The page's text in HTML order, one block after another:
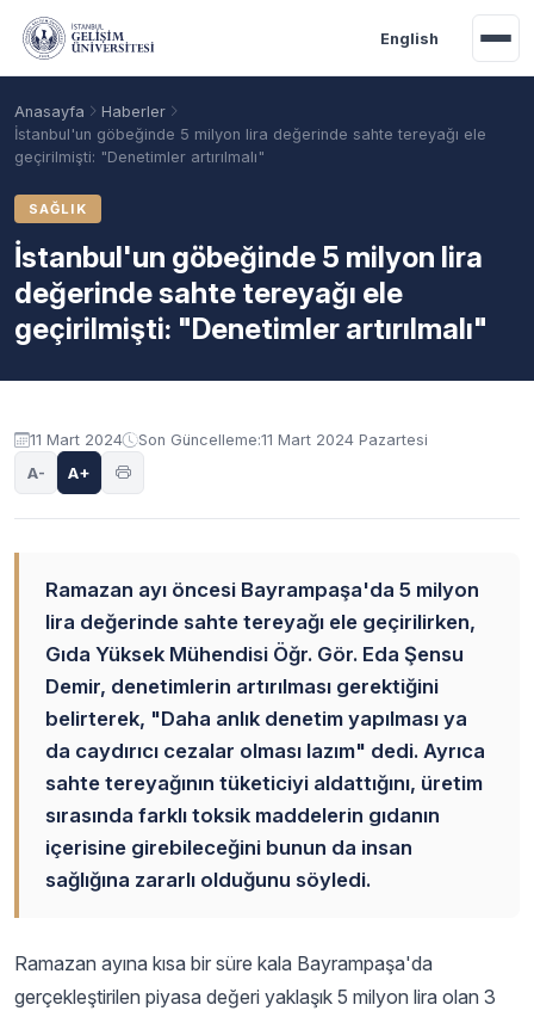
Ana içeriğe geç
English
Anasayfa
Haberler
İstanbul'un göbeğinde 5 milyon lira değerinde sahte tereyağı ele
geçirilmişti: "Denetimler artırılmalı"
SAĞLIK
İstanbul'un göbeğinde 5 milyon lira
değerinde sahte tereyağı ele
geçirilmişti: "Denetimler artırılmalı"
11 Mart 2024 Son Güncelleme:11 Mart 2024 Pazartesi
A- A+
Ramazan ayı öncesi Bayrampaşa'da 5 milyon
lira değerinde sahte tereyağı ele geçirilirken,
Gıda Yüksek Mühendisi Öğr. Gör. Eda Şensu
Demir, denetimlerin artırılması gerektiğini
belirterek, "Daha anlık denetim yapılması ya
da caydırıcı cezalar olması lazım" dedi. Ayrıca
sahte tereyağının tüketiciyi aldattığını, üretim
sırasında farklı toksik maddelerin gıdanın
içerisine girebileceğini bunun da insan
sağlığına zararlı olduğunu söyledi.
Ramazan ayına kısa bir süre kala Bayrampaşa'da
gerçekleştirilen piyasa değeri yaklaşık 5 milyon lira olan 3